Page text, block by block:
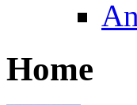
Home